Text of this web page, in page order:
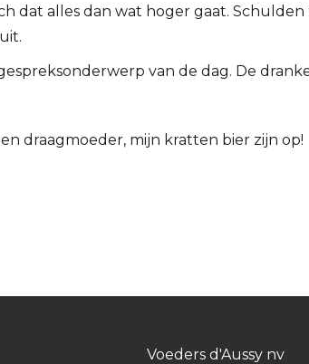
dat alles dan wat hoger gaat.
van de dag. De
draagmoeder, mijn kratten bier zijn op!
Voeders d'Aussy nv